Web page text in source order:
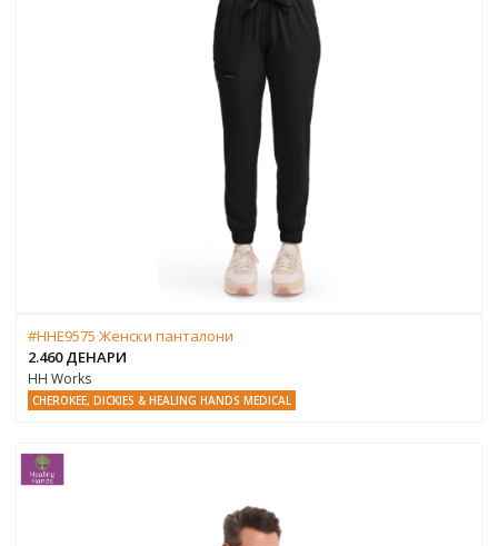
#HHE9575 Женски панталони
2.460 ДЕНАРИ
HH Works
CHEROKEE, DICKIES & HEALING HANDS MEDICAL